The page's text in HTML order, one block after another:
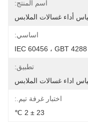
اسم المنتج:
أداء غسالات الملابس
اساسي:
IEC 60456 ، GBT 4288
تطبيق:
اداء غسالات الملابس
اختبار غرفة تيم.:
23 ± 2 ℃